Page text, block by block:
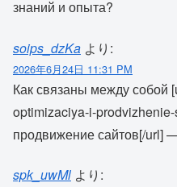
знаний и опыта?
soips_dzKa より:
2026年6月24日 11:31 PM
Как связаны между собой
optimizaciya-i-
продвижение сайтов[/url]
spk_uwMl より: